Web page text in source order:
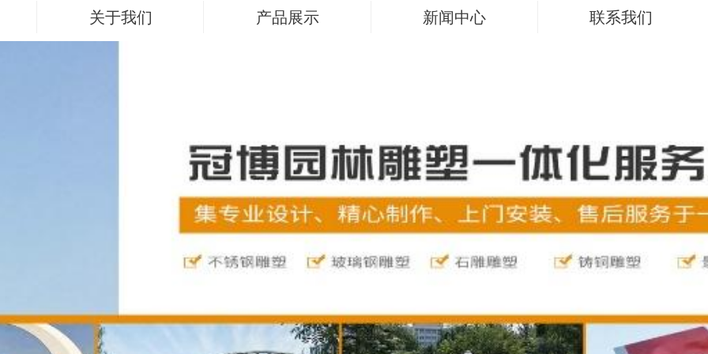
关于我们 产品展示 新闻中心 联系我们